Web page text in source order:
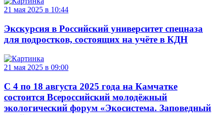
21 мая 2025 в 10:44
Экскурсия в Российский университет спецназа
для подростков, состоящих на учёте в КДН
21 мая 2025 в 09:00
С 4 по 18 августа 2025 года на Камчатке
состоится Всероссийский молодёжный
экологический форум «Экосистема. Заповедный